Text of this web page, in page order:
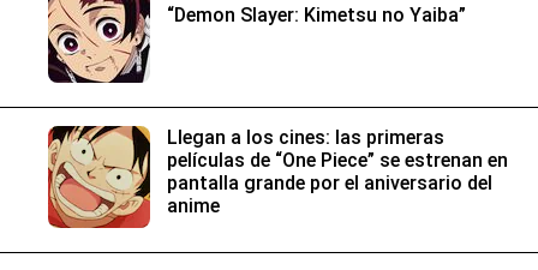
“Demon Slayer: Kimetsu no Yaiba”
Llegan a los cines: las primeras
películas de “One Piece” se estrenan en
pantalla grande por el aniversario del
anime